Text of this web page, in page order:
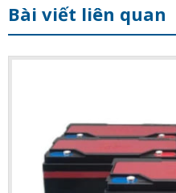
Bài viết liên quan